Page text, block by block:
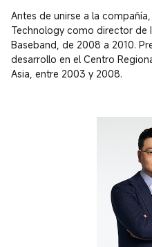
Antes de unirse a la
Technology como director de
Baseband, de 2008 a 2010.
desarrollo en el Centro
Asia, entre 2003 y 2008.